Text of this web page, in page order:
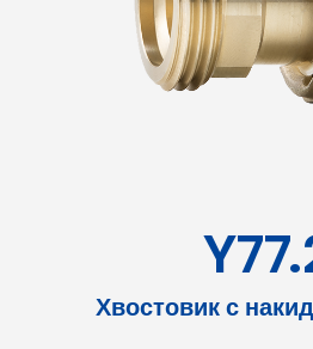
Хвостовик с